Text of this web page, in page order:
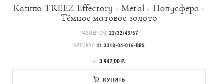
Кашпо TREEZ Effectory - Metal - Полусфера -
Тёмное матовое золото
РАЗМЕР СМ. 22/32/43/57
АРТИКУЛ 41.3318-04-016-BRS
ЦЕНА
ОТ3 947,00 Р.
КУПИТЬ